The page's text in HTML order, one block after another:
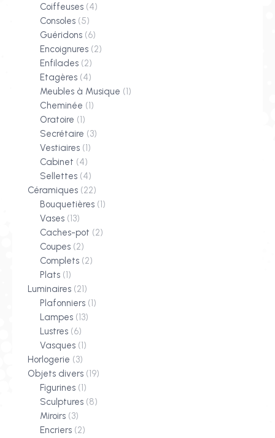
Coiffeuses (4)
Consoles (5)
Guéridons (6)
Encoignures (2)
Enfilades (2)
Etagères (4)
Meubles à Musique (1)
Cheminée (1)
Oratoire (1)
Secrétaire (3)
Vestiaires (1)
Cabinet (4)
Sellettes (4)
Céramiques (22)
Bouquetières (1)
Vases (13)
Caches-pot (2)
Coupes (2)
Complets (2)
Plats (1)
Luminaires (21)
Plafonniers (1)
Lampes (13)
Lustres (6)
Vasques (1)
Horlogerie (3)
Objets divers (19)
Figurines (1)
Sculptures (8)
Miroirs (3)
Encriers (2)